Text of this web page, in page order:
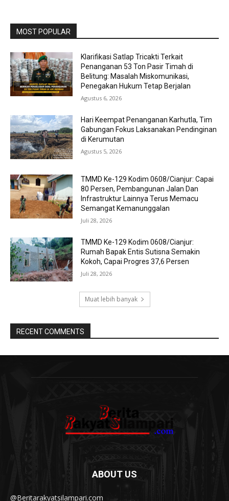
MOST POPULAR
Klarifikasi Satlap Tricakti Terkait
Penanganan 53 Ton Pasir Timah di
Belitung: Masalah Miskomunikasi,
Penegakan Hukum Tetap Berjalan
Agustus 6, 2026
Hari Keempat Penanganan Karhutla, Tim
Gabungan Fokus Laksanakan Pendinginan
di Kerumutan
Agustus 5, 2026
TMMD Ke-129 Kodim 0608/Cianjur: Capai
80 Persen, Pembangunan Jalan Dan
Infrastruktur Lainnya Terus Memacu
Semangat Kemanunggalan
Juli 28, 2026
TMMD Ke-129 Kodim 0608/Cianjur:
Rumah Bapak Entis Sutisna Semakin
Kokoh, Capai Progres 37,6 Persen
Juli 28, 2026
Muat lebih banyak
RECENT COMMENTS
ABOUT US
@Beritarakyatsilampari.com